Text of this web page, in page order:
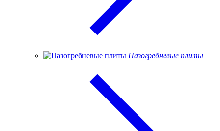
Пазогребневые плиты